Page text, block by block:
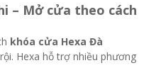
– Mở cửa theo cách
khóa cửa Hexa Đà
Hexa hỗ trợ nhiều phương